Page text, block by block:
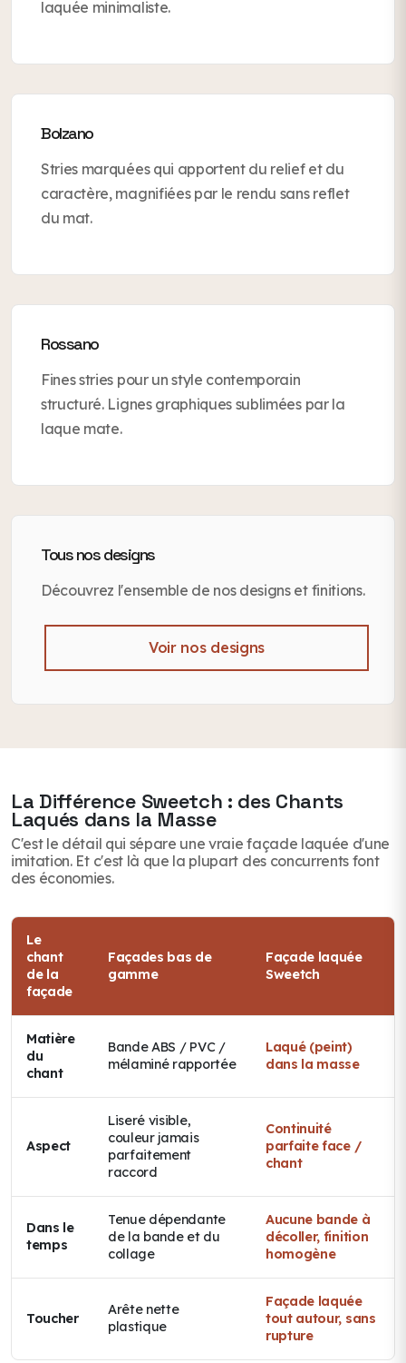
laquée minimaliste.
Bolzano
Stries marquées qui apportent du relief et du
caractère, magnifiées par le rendu sans reflet
du mat.
Rossano
Fines stries pour un style contemporain
structuré. Lignes graphiques sublimées par la
laque mate.
Tous nos designs
Découvrez l'ensemble de nos designs et finitions.
Voir nos designs
La Différence Sweetch : des Chants
Laqués dans la Masse
C'est le détail qui sépare une vraie façade laquée d'une
imitation. Et c'est là que la plupart des concurrents font
des économies.
Le
chant
de la
façade
Façades bas de
gamme
Façade laquée
Sweetch
Matière
du
chant
Bande ABS / PVC /
mélaminé rapportée
Laqué (peint)
dans la masse
Aspect
Liseré visible,
couleur jamais
parfaitement
raccord
Continuité
parfaite face /
chant
Dans le
temps
Tenue dépendante
de la bande et du
collage
Aucune bande à
décoller, finition
homogène
Toucher
Arête nette
plastique
Façade laquée
tout autour, sans
rupture